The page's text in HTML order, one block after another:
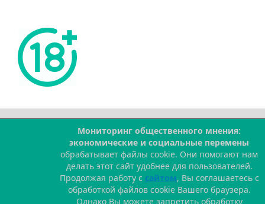
Мониторинг общественного мнения:
экономические и социальные перемены
обрабатывает файлы cookie. Они помогают нам
делать этот сайт удобнее для пользователей.
Продолжая работу с сайтом, Вы соглашаетесь с
обработкой файлов cookie Вашего браузера.
Однако Вы можете запретить обработку